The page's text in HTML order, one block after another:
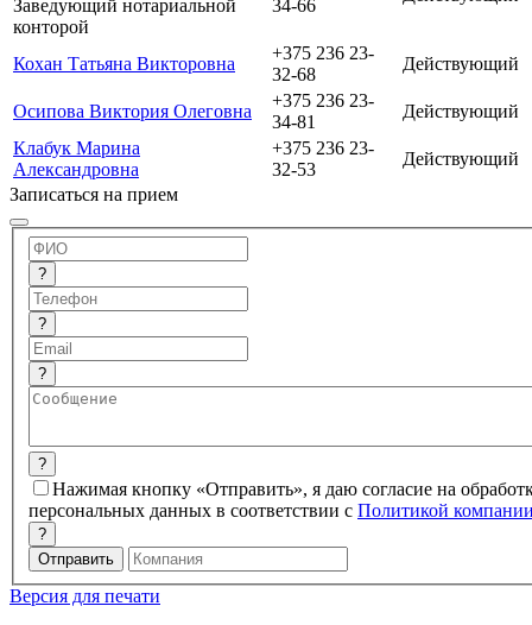
Заведующий нотариальной
конторой
34-66
Кохан Татьяна Викторовна
+375 236 23-
32-68
Действующий
Осипова Виктория Олеговна
+375 236 23-
34-81
Действующий
Клабук Марина
Александровна
+375 236 23-
32-53
Действующий
Записаться на прием
?
?
?
?
Нажимая кнопку «Отправить», я даю согласие на
персональных данных в соответствии с Политикой
?
Версия для печати